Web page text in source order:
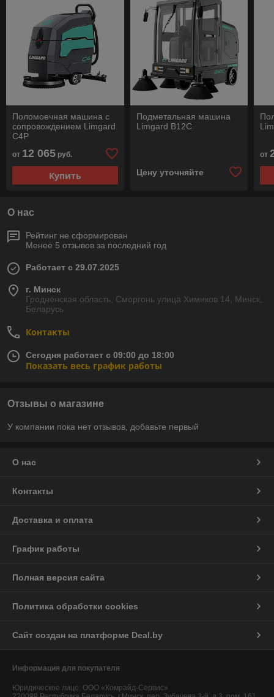
Поломоечная машина с
сопровождением Limgard
C4P
от 12 065 руб.
Купить
Подметальная машина
Limgard B12C
Цену уточняйте
от
О нас
Рейтинг не сформирован
Менее 5 отзывов за последний год
Работает с 29.07.2025
г. Минск
Гродненская область, Сморгонь улица Химиков 14, Минск,
Беларусь
Контакты
Сегодня работает с 09:00 до 18:00
Показать весь график работы
Отзывы о магазине
У компании пока нет отзывов, добавьте первый
О нас
Контакты
Доставка и оплата
График работы
Полная версия сайта
Политика обработки cookies
Сайт создан на платформе Deal.by
Информация для покупателя
Юридическое лицо: ООО «Комрайд-Сервис»